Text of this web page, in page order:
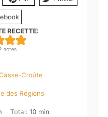
RECETTE:
notes
Croûte
des Régions
Total: 10minutes
min